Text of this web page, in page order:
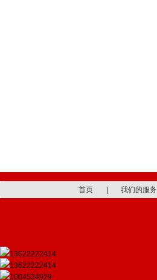
首页 我们的服务
13622222414
13622222414
1004534929